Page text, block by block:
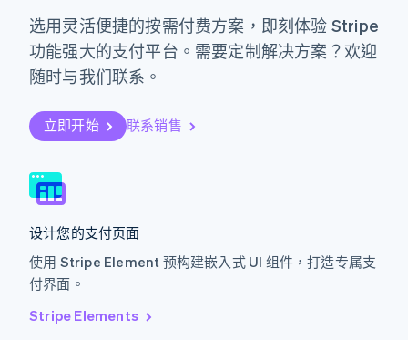
选用灵活便捷的按需付费方案，即刻体验 Stripe
功能强大的支付平台。需要定制解决方案？欢迎
随时与我们联系。
立即开始 联系销售
设计您的支付页面
使用 Stripe Element 预构建嵌入式 UI 组件，打造专属支
付界面。
Stripe Elements
日本
日本語English
瑞典
SvenskaEnglish
瑞士
塞浦路斯
English
English
斯洛文尼亚
泰国
希腊
English
西班牙